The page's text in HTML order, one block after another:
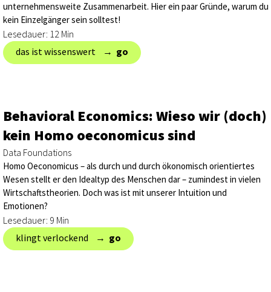
unternehmensweite Zusammenarbeit. Hier ein paar Gründe, warum du
kein Einzelgänger sein solltest!
Lesedauer: 12 Min
das ist wissenswert → ‎ go
Behavioral Economics: Wieso wir (doch)
kein Homo oeconomicus sind
Data Foundations
Homo Oeconomicus – als durch und durch ökonomisch orientiertes
Wesen stellt er den Idealtyp des Menschen dar – zumindest in vielen
Wirtschaftstheorien. Doch was ist mit unserer Intuition und
Emotionen?
Lesedauer: 9 Min
klingt verlockend → ‎ go